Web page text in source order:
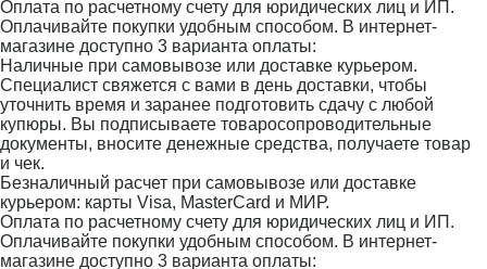
Оплата по расчетному счету для юридических лиц и ИП.
Оплачивайте покупки удобным способом. В интернет-
магазине доступно 3 варианта оплаты:
Наличные при самовывозе или доставке курьером.
Специалист свяжется с вами в день доставки, чтобы
уточнить время и заранее подготовить сдачу с любой
купюры. Вы подписываете товаросопроводительные
документы, вносите денежные средства, получаете товар
и чек.
Безналичный расчет при самовывозе или доставке
курьером: карты Visa, MasterCard и МИР.
Оплата по расчетному счету для юридических лиц и ИП.
Оплачивайте покупки удобным способом. В интернет-
магазине доступно 3 варианта оплаты: